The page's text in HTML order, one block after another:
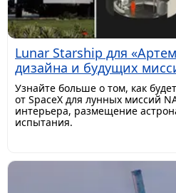
Lunar Starship для
дизайна и будущих
Узнайте больше о том, как
от SpaceX для лунных миссий
интерьера, размещение
испытания.